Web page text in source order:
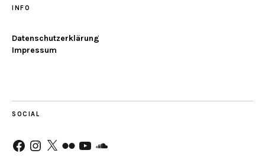
INFO
Datenschutzerklärung
Impressum
SOCIAL
FacebookInstagram
X Flickr YouTubeSoundCloud